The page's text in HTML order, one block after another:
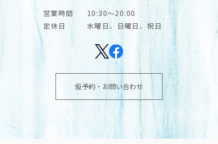
営業時間
10:30～20:00
定休日
水曜日、日曜日、祝日
仮予約・お問い合わせ